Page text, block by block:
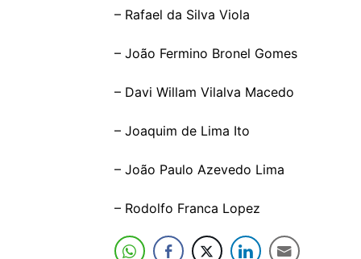
– Rafael da Silva Viola
– João Fermino Bronel Gomes
– Davi Willam Vilalva Macedo
– Joaquim de Lima Ito
– João Paulo Azevedo Lima
– Rodolfo Franca Lopez